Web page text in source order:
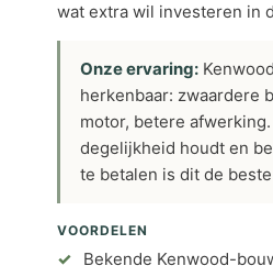
wat extra wil investeren in
Onze ervaring:
herkenbaar: zwaardere
motor, betere
degelijkheid houdt en
te betalen is dit de
VOORDELEN
Bekende Kenwood-